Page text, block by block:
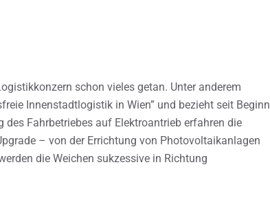
schon vieles getan. Unter anderem
Innenstadtlogistik in Wien” und bezieht seit Beginn
Fahrbetriebes auf Elektroantrieb erfahren die
– von der Errichtung von Photovoltaikanlagen
die Weichen sukzessive in Richtung